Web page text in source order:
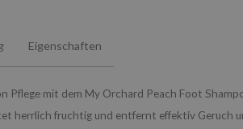
Eigenschaften
Pflege mit dem My Orchard Peach Foot
herrlich fruchtig und entfernt effektiv Geruch